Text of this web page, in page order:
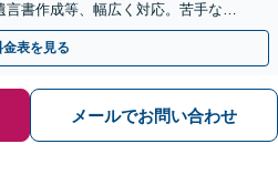
書作成等、幅広く対応。苦手な親
りやすい費用体系】
金表を見る
メールでお問い合わせ